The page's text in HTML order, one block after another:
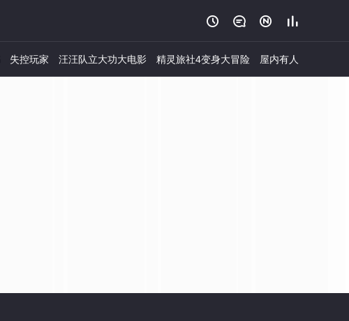
   
失控玩家 汪汪队立大功大电影 精灵旅社4变身大冒险 屋内有人